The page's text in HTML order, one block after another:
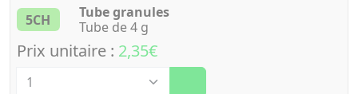
5CH
Tube granules
Tube de 4 g
Prix unitaire : 2,35€